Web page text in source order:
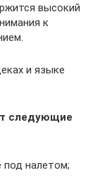
высокий
к
и языке
следующие
под налетом;